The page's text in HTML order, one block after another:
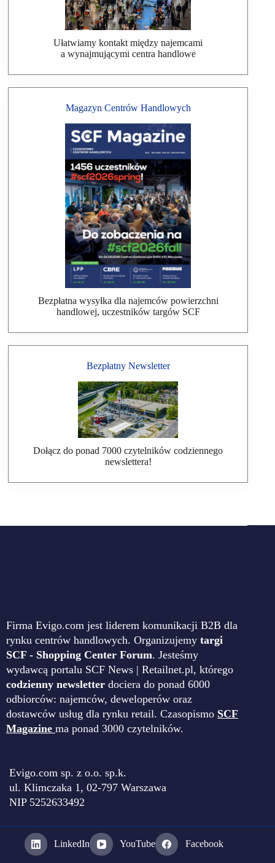
Ułatwiamy kontakt między najemcami
a wynajmującymi centra handlowe
Magazyn Centrów Handlowych
Bezpłatna wysyłka dla najemców powierzchni
handlowej, uczestników targów SCF
Bezpłatny Newsletter
Dołącz do ponad 7000 czytelników codziennego
newslettera!
Firma Evigo.com jest liderem komunikacji B2B dla
rynku centrów handlowych. Organizujemy targi
SCF - Shopping Center Forum. Jesteśmy
wydawcą portalu SCF News | Retailnet.pl, którego
codzienny newsletter dociera do ponad 6000
odbiorców: najemców, deweloperów oraz
dostawców usług dla rynku retail. Czasopismo SCF
Magazine ma ponad 3000 czytelników.
Evigo.com sp. z o.o. sp.k.
ul. Klimczaka 1, 02-797 Warszawa
NIP 5252633492
LinkedIn YouTube Facebook